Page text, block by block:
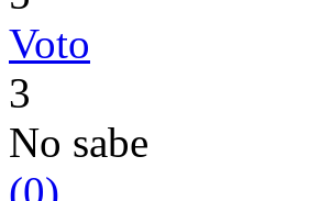
Voto
3
No sabe